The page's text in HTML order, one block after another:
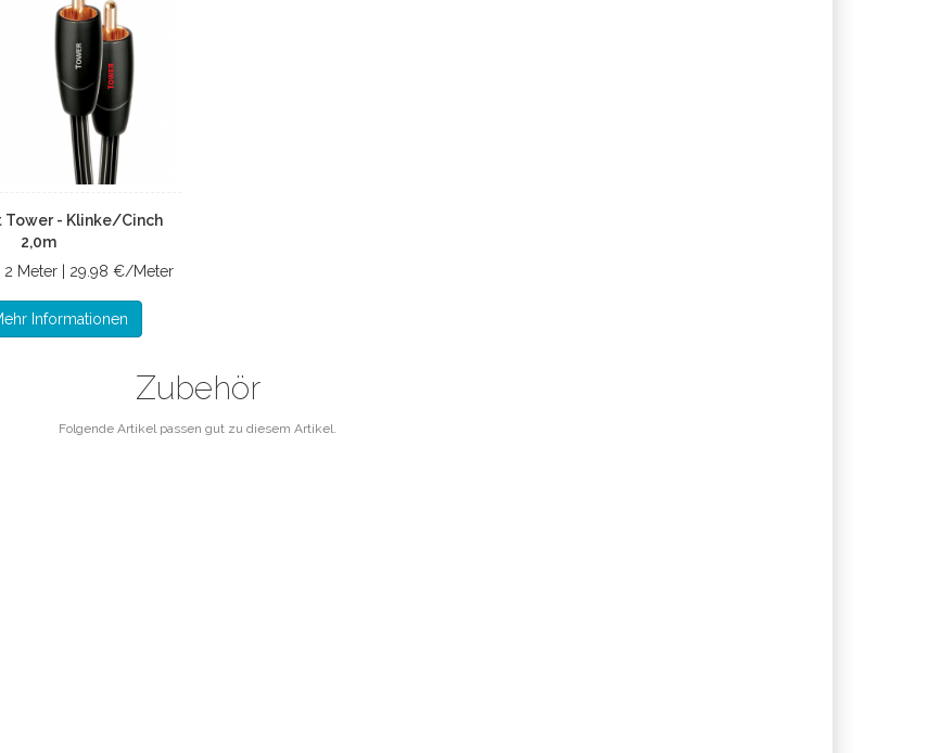
Tower - Klinke/Cinch
2,0m
2 Meter | 29.98 €/Meter
Informationen
Zubehör
Folgende Artikel passen gut zu diesem Artikel.